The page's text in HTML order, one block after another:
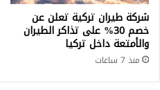
شركة طيران تركية تعلن عن
خصم 30% على تذاكر الطيران
والأمتعة داخل تركيا
منذ 7 ساعات